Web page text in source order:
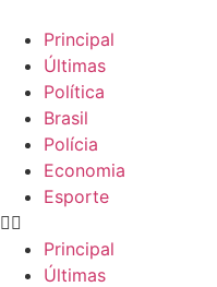
para
conteúdo
Principal
Últimas
Política
Brasil
Polícia
Economia
Esporte
Principal
Últimas